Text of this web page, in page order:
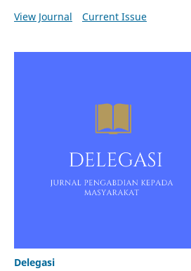
View Journal Current Issue
Delegasi